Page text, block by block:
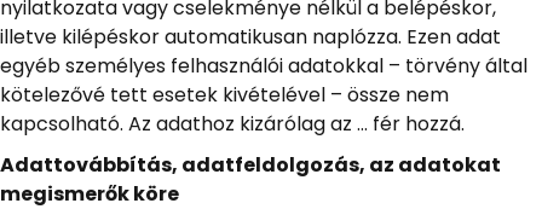
nyilatkozata vagy cselekménye nélkül a belépéskor,
illetve kilépéskor automatikusan naplózza. Ezen adat
egyéb személyes felhasználói adatokkal – törvény által
kötelezővé tett esetek kivételével – össze nem
kapcsolható. Az adathoz kizárólag az … fér hozzá.
Adattovábbítás, adatfeldolgozás, az adatokat
megismerők köre